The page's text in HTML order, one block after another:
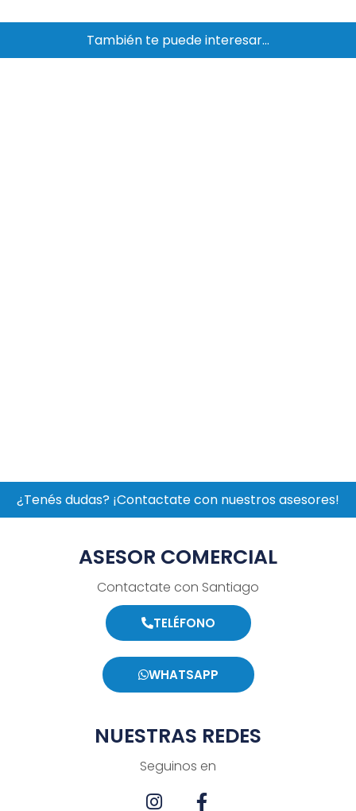
También te puede interesar…
¿Tenés dudas? ¡Contactate con nuestros asesores!
ASESOR COMERCIAL
Contactate con Santiago
TELÉFONO
WHATSAPP
NUESTRAS REDES
Seguinos en